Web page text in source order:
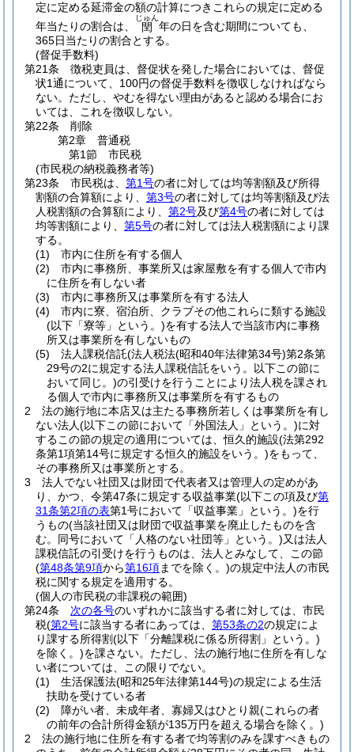
定に定める延滞金の額の計算につきこれらの規定に定める
年当たりの割合は、
閏
じゅん
年の日を含む期間についても、
365日当たりの割合とする。
(督促手数料)
第21条
徴税吏員は、督促状を発した場合においては、督促
状1通について、100円の督促手数料を徴収しなければなら
ない。 ただし、やむを得ない理由があると認める場合にお
いては、これを徴収しない。
第22条
削除
第2章
普通税
第1節
市民税
(市民税の納税義務者等)
第23条
市民税は、 第1号の者に対しては均等割額及び所得
割額の合算額により、 第3号の者に対しては均等割額及び法
人税割額の合算額により、 第2号及び第4号の者に対しては
均等割額により、 第5号の者に対しては法人税割額により課
する。
(1)
市内に住所を有する個人
(2)
市内に事務所、事業所又は家屋敷を有する個人で市内
に住所を有しない者
(3)
市内に事務所又は事業所を有する法人
(4)
市内に寮、宿泊所、クラブその他これらに類する施設
(以下「寮等」という。)を有する法人で当該市内に事務
所又は事業所を有しないもの
(5)
法人課税信託(法人税法(昭和40年法律第34号)第2条第
29号の2に規定する法人課税信託をいう。以下この節に
おいて同じ。)の引受けを行うことにより法人税を課され
る個人で市内に事務所又は事業所を有するもの
2
法の施行地に本店又は主たる事務所若しくは事業所を有し
ない法人(以下この節において「外国法人」という。)に対
するこの節の規定の適用については、恒久的施設(法第292
条第1項第14号に規定する恒久的施設をいう。)をもって、
その事務所又は事業所とする。
3
法人でない社団又は財団で代表者又は管理人の定めがあ
り、かつ、令第47条に規定する収益事業(以下この項及び第
31条第2項の表第1号において「収益事業」という。)を行
うもの(当該社団又は財団で収益事業を廃止したものを含
む。同号において「人格のない社団等」という。)又は法人
課税信託の引受けを行うものは、法人とみなして、この節
(第48条第9項から第16項までを除く。)の規定中法人の市民
税に関する規定を適用する。
(個人の市民税の非課税の範囲)
第24条
次の各号のいずれかに該当する者に対しては、市民
税(第2号に該当する者にあっては、 第53条の2の規定によ
り課する所得割(以下「分離課税に係る所得割」という。)
を除く。)を課さない。 ただし、法の施行地に住所を有しな
い者については、この限りでない。
(1)
生活保護法(昭和25年法律第144号)の規定による生活
扶助を受けている者
(2)
障がい者、未成年者、寡婦又はひとり親(これらの者
の前年の合計所得金額が135万円を超える場合を除く。)
2
法の施行地に住所を有する者で均等割のみを課すべきもの